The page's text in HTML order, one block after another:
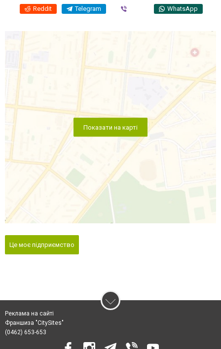
Reddit Telegram WhatsApp
Показати на карті
Це моє підприємство
Реклама на сайті
Франшиза "CitySites"
(0462) 653-653